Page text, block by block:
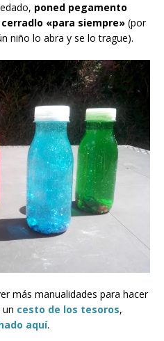
poned pegamento
«para siempre» (por
niño lo abra y se lo trague).
más manualidades para hacer
cesto de los tesoros,
aquí.